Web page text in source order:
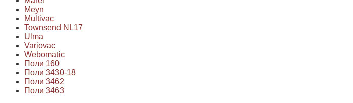
Meyn
Multivac
Townsend NL17
Ulma
Variovac
Webomatic
Поли 160
Поли 3430-18
Поли 3462
Поли 3463